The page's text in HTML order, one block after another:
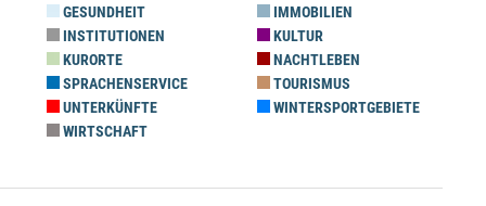
GESUNDHEIT
IMMOBILIEN
INSTITUTIONEN
KULTUR
KURORTE
NACHTLEBEN
SPRACHENSERVICE
TOURISMUS
UNTERKÜNFTE
WINTERSPORTGEBIETE
WIRTSCHAFT